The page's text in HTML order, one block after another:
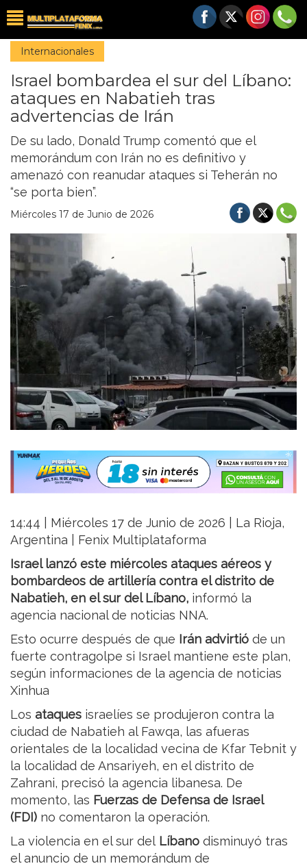
Internacionales
Israel bombardea el sur del Líbano:
ataques en Nabatieh tras
advertencias de Irán
De su lado, Donald Trump comentó que el
memorándum con Irán no es definitivo y
amenazó con reanudar ataques si Teherán no
“se porta bien”.
Miércoles 17 de Junio de 2026
14:44 | Miércoles 17 de Junio de 2026 | La Rioja,
Argentina | Fenix Multiplataforma
Israel lanzó este miércoles ataques aéreos y
bombardeos de artillería contra el distrito de
Nabatieh, en el sur del Líbano, informó la
agencia nacional de noticias NNA.
Esto ocurre después de que Irán advirtió de un
fuerte contragolpe si Israel mantiene este plan,
según informaciones de la agencia de noticias
Xinhua
Los ataques israelíes se produjeron contra la
ciudad de Nabatieh al Fawqa, las afueras
orientales de la localidad vecina de Kfar Tebnit y
la localidad de Ansariyeh, en el distrito de
Zahrani, precisó la agencia libanesa. De
momento, las Fuerzas de Defensa de Israel
(FDI) no comentaron la operación.
La violencia en el sur del Líbano disminuyó tras
el anuncio de un memorándum de